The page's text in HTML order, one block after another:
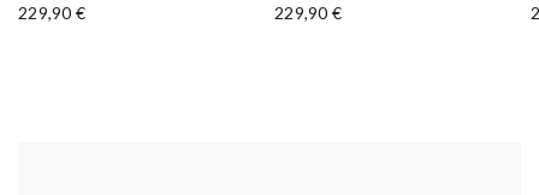
229,90 € 229,90 €